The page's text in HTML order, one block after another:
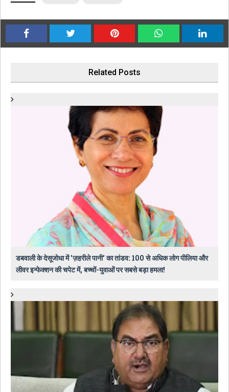
Related Posts
डबवाली के देसूजोधा में 'ज़हरीले पानी' का तांडव: 100 से अधिक लोग पीलिया और
लीवर इन्फेक्शन की चपेट में, बच्चों-युवाओं पर सबसे बड़ा हमला!